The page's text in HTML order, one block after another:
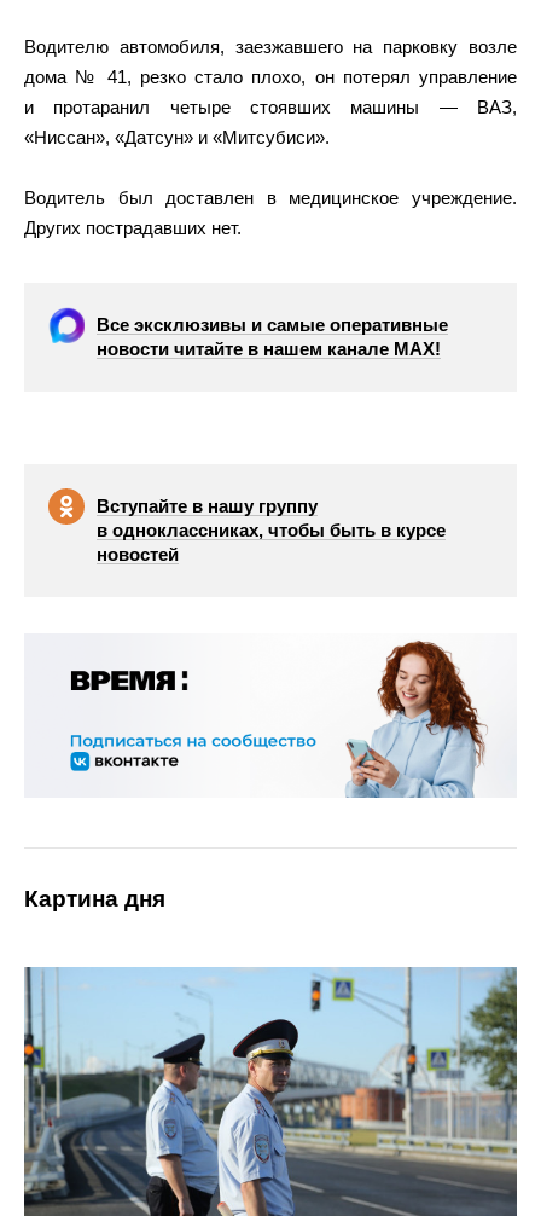
Водителю автомобиля, заезжавшего на парковку возле
дома № 41, резко стало плохо, он потерял управление
и протаранил четыре стоявших машины — ВАЗ,
«Ниссан», «Датсун» и «Митсубиси».
Водитель был доставлен в медицинское учреждение.
Других пострадавших нет.
Все эксклюзивы и самые оперативные
новости читайте в нашем канале МАХ!
Вступайте в нашу группу
в одноклассниках, чтобы быть в курсе
новостей
Картина дня